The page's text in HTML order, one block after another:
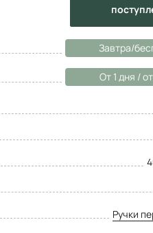
Завтра/
От 1 дня /
Ручки